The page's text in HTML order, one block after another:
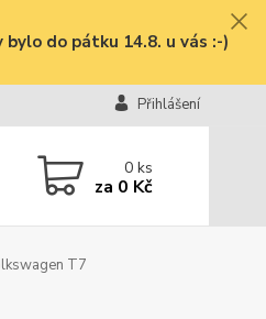
do pátku 14.8. u vás :-)
Přihlášení
0ks
za 0 Kč
T7